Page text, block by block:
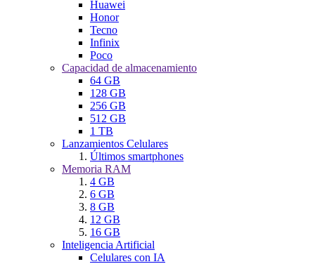
Huawei
Honor
Tecno
Infinix
Poco
Capacidad de almacenamiento
64 GB
128 GB
256 GB
512 GB
1 TB
Lanzamientos Celulares
Últimos smartphones
Memoria RAM
4 GB
6 GB
8 GB
12 GB
16 GB
Inteligencia Artificial
Celulares con IA